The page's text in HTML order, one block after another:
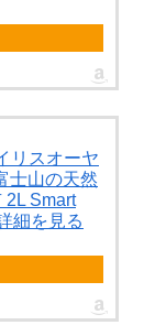
リスオーヤ
士山の天然
2L Smart
細を見る